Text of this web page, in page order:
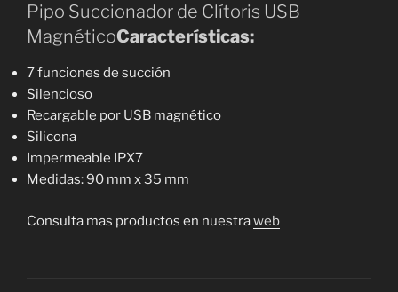
Pipo Succionador de Clítoris USB
MagnéticoCaracterísticas:
7 funciones de succión
Silencioso
Recargable por USB magnético
Silicona
Impermeable IPX7
Medidas: 90 mm x 35 mm
Consulta mas productos en nuestraweb